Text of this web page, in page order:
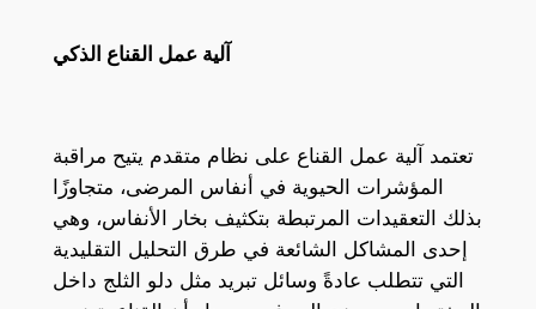
آلية عمل القناع الذكي
تعتمد آلية عمل القناع على نظام متقدم يتيح مراقبة
المؤشرات الحيوية في أنفاس المرضى، متجاوزًا
بذلك التعقيدات المرتبطة بتكثيف بخار الأنفاس، وهي
إحدى المشاكل الشائعة في طرق التحليل التقليدية
التي تتطلب عادةً وسائل تبريد مثل دلو الثلج داخل